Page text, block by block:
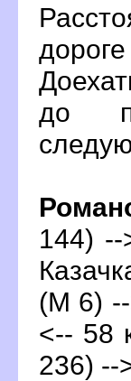
до
144)
(М 6)
<-- 58
236) --